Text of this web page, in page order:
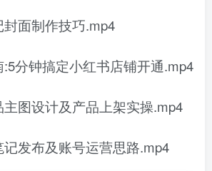
面制作技巧.mp4
分钟搞定小红书店铺开通.mp4
图设计及产品上架实操.mp4
发布及账号运营思路.mp4